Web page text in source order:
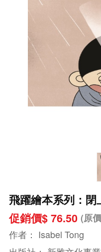
飛躍繪本系列：閉
促銷價$ 76.50 (原
作者： Isabel Tong